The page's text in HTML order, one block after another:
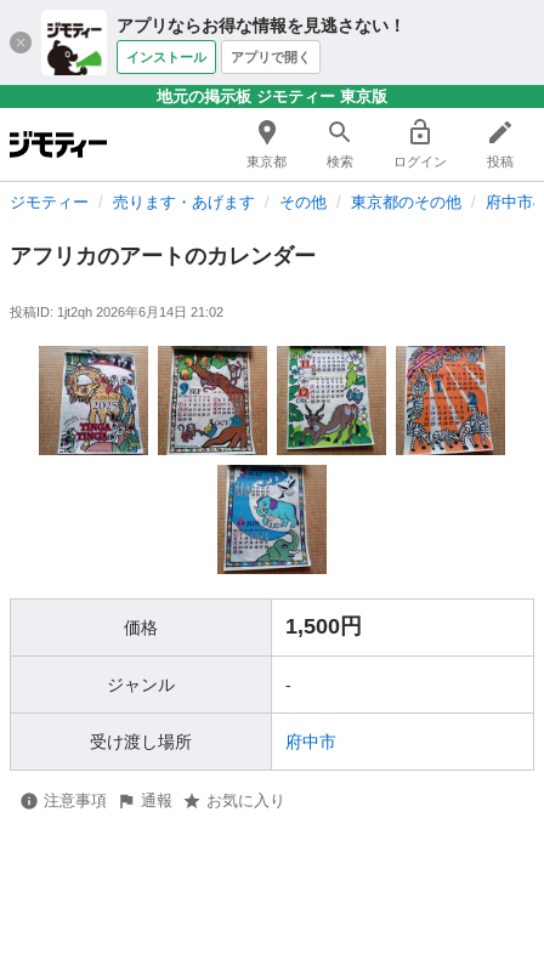
アプリならお得な情報を見逃さない！
インストール アプリで開く
地元の掲示板 ジモティー 東京版
東京都 検索 ログイン 投稿
ジモティー 売ります・あげます その他 東京都のその他 府中市
アフリカのアートのカレンダー
投稿ID: 1jt2qh 2026年6月14日 21:02
価格 1,500円
ジャンル -
受け渡し場所 府中市
注意事項 通報 お気に入り